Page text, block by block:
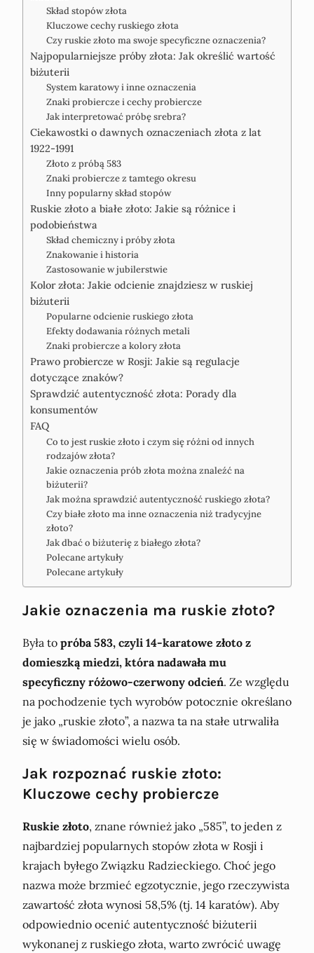
Skład stopów złota
Kluczowe cechy ruskiego złota
Czy ruskie złoto ma swoje specyficzne oznaczenia?
Najpopularniejsze próby złota: Jak określić wartość
biżuterii
System karatowy i inne oznaczenia
Znaki probiercze i cechy probiercze
Jak interpretować próbę srebra?
Ciekawostki o dawnych oznaczeniach złota z lat
1922-1991
Złoto z próbą 583
Znaki probiercze z tamtego okresu
Inny popularny skład stopów
Ruskie złoto a białe złoto: Jakie są różnice i
podobieństwa
Skład chemiczny i próby złota
Znakowanie i historia
Zastosowanie w jubilerstwie
Kolor złota: Jakie odcienie znajdziesz w ruskiej
biżuterii
Popularne odcienie ruskiego złota
Efekty dodawania różnych metali
Znaki probiercze a kolory złota
Prawo probiercze w Rosji: Jakie są regulacje
dotyczące znaków?
Sprawdzić autentyczność złota: Porady dla
konsumentów
FAQ
Co to jest ruskie złoto i czym się różni od innych
rodzajów złota?
Jakie oznaczenia prób złota można znaleźć na
biżuterii?
Jak można sprawdzić autentyczność ruskiego złota?
Czy białe złoto ma inne oznaczenia niż tradycyjne
złoto?
Jak dbać o biżuterię z białego złota?
Polecane artykuły
Polecane artykuły
Jakie oznaczenia ma ruskie złoto?
Była to próba 583, czyli 14-karatowe złoto z
domieszką miedzi, która nadawała mu
specyficzny różowo-czerwony odcień. Ze względu
na pochodzenie tych wyrobów potocznie określano
je jako „ruskie złoto”, a nazwa ta na stałe utrwaliła
się w świadomości wielu osób.
Jak rozpoznać ruskie złoto:
Kluczowe cechy probiercze
Ruskie złoto, znane również jako „585”, to jeden z
najbardziej popularnych stopów złota w Rosji i
krajach byłego Związku Radzieckiego. Choć jego
nazwa może brzmieć egzotycznie, jego rzeczywista
zawartość złota wynosi 58,5% (tj. 14 karatów). Aby
odpowiednio ocenić autentyczność biżuterii
wykonanej z ruskiego złota, warto zwrócić uwagę